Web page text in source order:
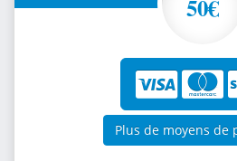
50€
Plus de moyens de